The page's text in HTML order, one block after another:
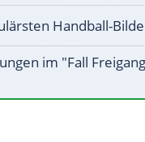
Handball-
im "Fall